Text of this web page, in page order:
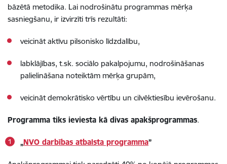
bāzētā metodika. Lai nodrošinātu programmas mērķa
sasniegšanu, ir izvirzīti trīs rezultāti:
veicināt aktīvu pilsonisko līdzdalību,
labklājības, t.sk. sociālo pakalpojumu, nodrošināšanas
palielināšana noteiktām mērķa grupām,
veicināt demokrātisko vērtību un cilvēktiesību ievērošanu.
Programma tiks ieviesta kā divas apakšprogrammas.
„NVO darbības atbalsta programma”